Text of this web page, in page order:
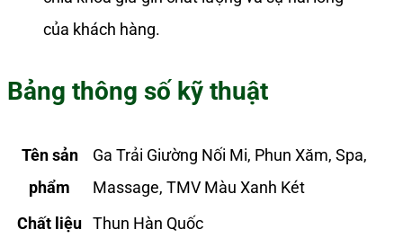
của khách hàng.
Bảng thông số kỹ thuật
Tên sản
phẩm
Ga Trải Giường Nối Mi, Phun Xăm, Spa,
Massage, TMV Màu Xanh Két
Chất liệu Thun Hàn Quốc